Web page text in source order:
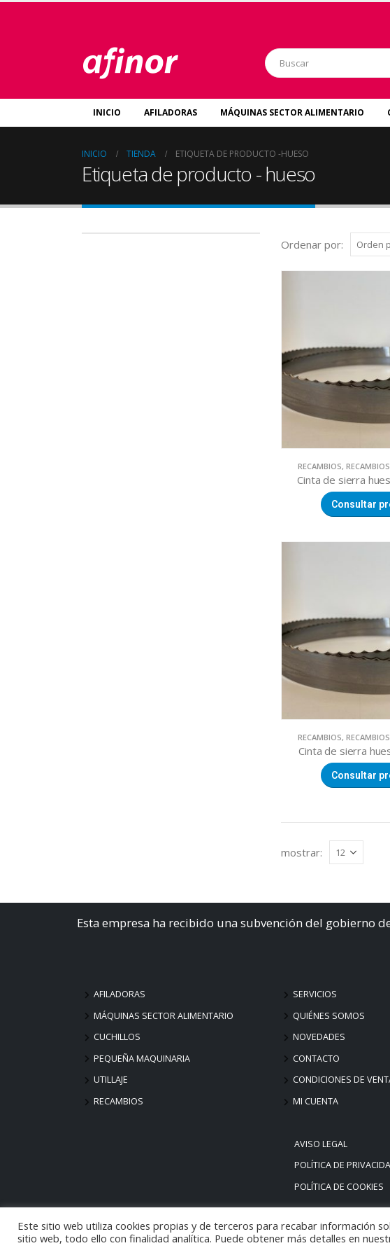
INICIO AFILADORAS MÁQUINAS SECTOR ALIMENTARIO
INICIO TIENDA ETIQUETA DE PRODUCTO -HUESO
Etiqueta de producto - hueso
Ordenar por:
RECAMBIOS,
Cinta de sierra
Consultar
RECAMBIOS,
Cinta de sierra
Consultar
mostrar:
Esta empresa ha recibido una subvención del gobierno
AFILADORAS
MÁQUINAS SECTOR ALIMENTARIO
CUCHILLOS
PEQUEÑA MAQUINARIA
UTILLAJE
RECAMBIOS
SERVICIOS
QUIÉNES SOMOS
NOVEDADES
CONTACTO
CONDICIONES DE
MI CUENTA
AVISO LEGAL
POLÍTICA DE
POLÍTICA DE COOKIES
Este sitio web utiliza cookies propias y de terceros para recabar información
sitio web, todo ello con finalidad analítica. Puede obtener más detalles en